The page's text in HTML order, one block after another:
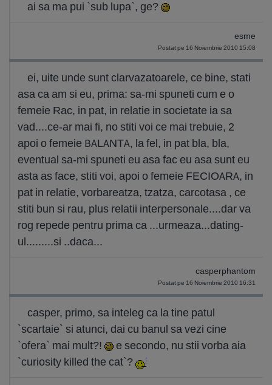
ai sa ma pui `sub lupa`, ge?
esme
Postat pe 16 Noiembrie 2010 15:08
ei, uite unde sunt clarvazatoarele, ce bine, stati
asa ca am si eu, prima: sa-mi spuneti cum e o
femeie Rac, in pat, in relatie in societate ia sa
vad....ce-ar mai fi, no stiti voi ce mai trebuie, 2
apoi o femeie BALANTA, la fel, in pat bla, bla,
eventual sa-mi spuneti eu asa fac eu asa sunt eu
asta as face, stiti voi, apoi o femeie FECIOARA, in
pat in relatie, vorbareatza, tzatza, carcotasa , ce
stiti bun si rau, plus relatii interpersonale....dar va
rog repede pentru prima ca ...urmeaza...dating-
ul.........si ..daca...
casperphantom
Postat pe 16 Noiembrie 2010 16:31
casper, primo, sa inteleg ca la tine patul
`scartaie` si atunci, dai cu banul sa vezi cine
`ofera` mai mult?!
e secondo, nu stii vorba aia
`curiosity killed the cat`?